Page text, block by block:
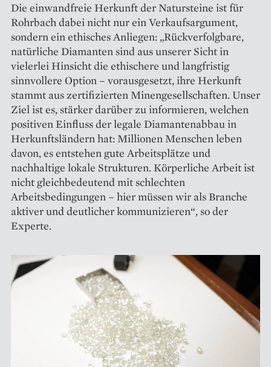
Die einwandfreie Herkunft der Natursteine ist für
Rohrbach dabei nicht nur ein Verkaufsargument,
sondern ein ethisches Anliegen: „Rückverfolgbare,
natürliche Diamanten sind aus unserer Sicht in
vielerlei Hinsicht die ethischere und langfristig
sinnvollere Option – vorausgesetzt, ihre Herkunft
stammt aus zertifizierten Minengesellschaften. Unser
Ziel ist es, stärker darüber zu informieren, welchen
positiven Einfluss der legale Diamantenabbau in
Herkunftsländern hat: Millionen Menschen leben
davon, es entstehen gute Arbeitsplätze und
nachhaltige lokale Strukturen. Körperliche Arbeit ist
nicht gleichbedeutend mit schlechten
Arbeitsbedingungen – hier müssen wir als Branche
aktiver und deutlicher kommunizieren“, so der
Experte.